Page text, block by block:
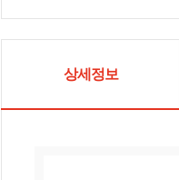
상세정보